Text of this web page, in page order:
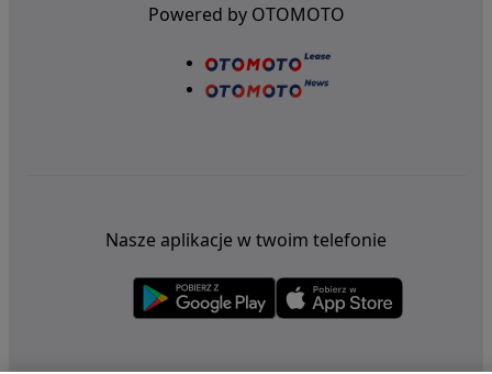
Powered by OTOMOTO
Nasze aplikacje w twoim telefonie